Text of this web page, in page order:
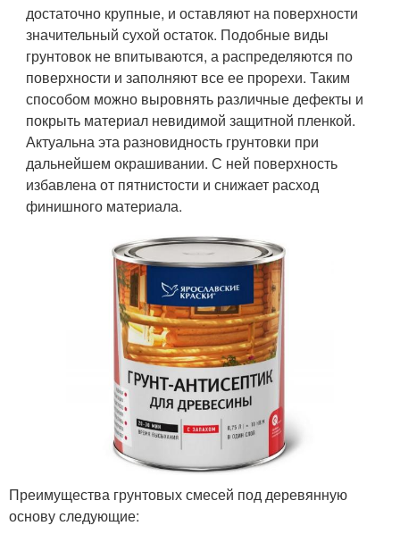
достаточно крупные, и оставляют на поверхности
значительный сухой остаток. Подобные виды
грунтовок не впитываются, а распределяются по
поверхности и заполняют все ее прорехи. Таким
способом можно выровнять различные дефекты и
покрыть материал невидимой защитной пленкой.
Актуальна эта разновидность грунтовки при
дальнейшем окрашивании. С ней поверхность
избавлена от пятнистости и снижает расход
финишного материала.
Преимущества грунтовых смесей под деревянную
основу следующие: